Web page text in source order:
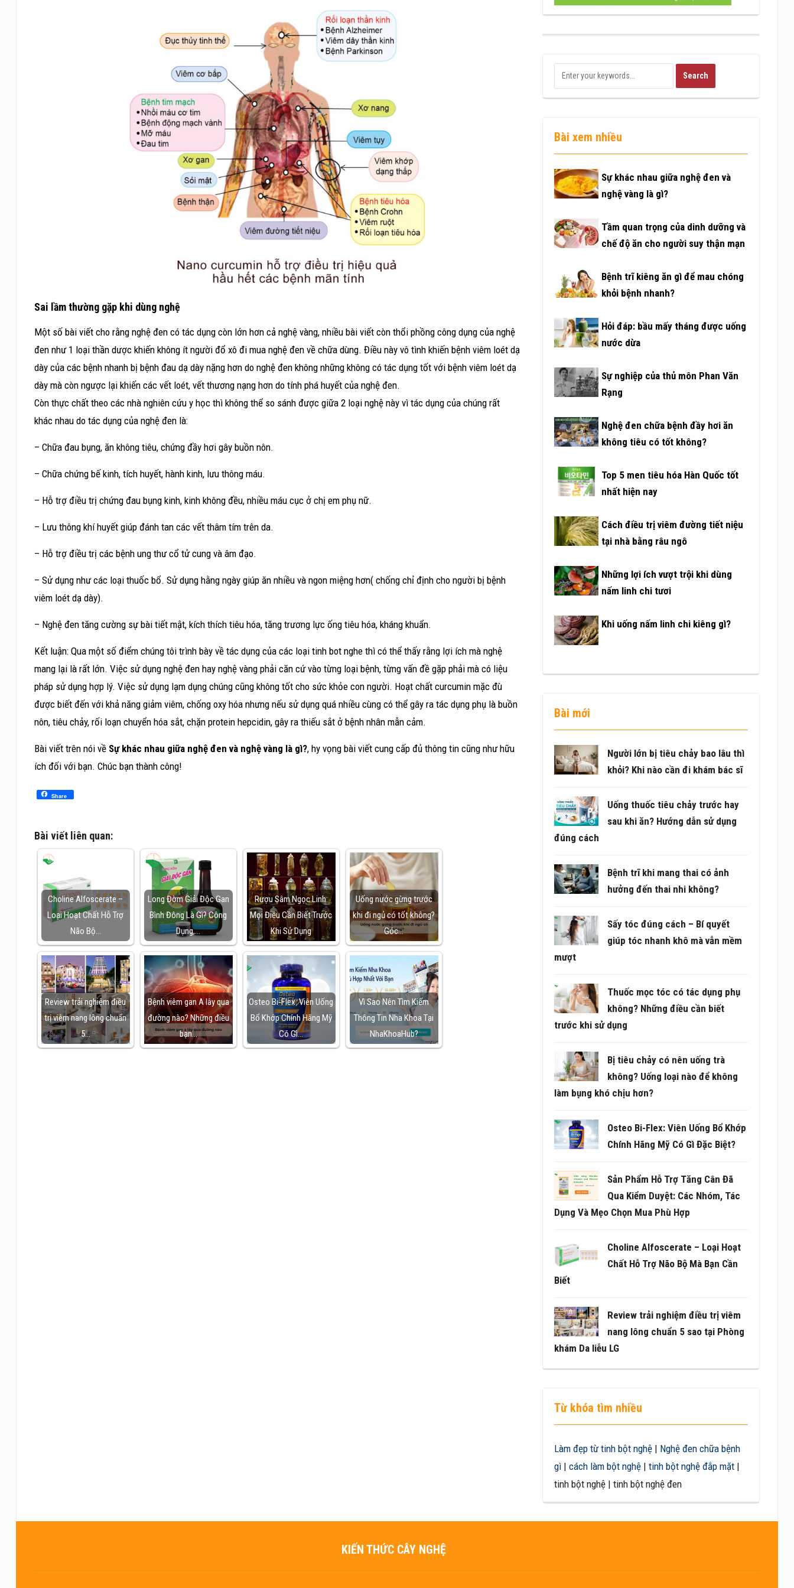
Sai lầm thường gặp khi dùng nghệ
Một số bài viết cho rằng nghệ đen có tác dụng còn lớn hơn cả nghệ vàng, nhiều bài viết còn thổi phồng công dụng của nghệ
đen như 1 loại thần dược khiến không ít người đổ xô đi mua nghệ đen về chữa dùng. Điều này vô tình khiến bệnh viêm loét dạ
dày của các bệnh nhanh bị bệnh đau dạ dày nặng hơn do nghệ đen không những không có tác dụng tốt với bệnh viêm loét dạ
dày mà còn ngược lại khiến các vết loét, vết thương nạng hơn do tính phá huyết của nghệ đen.
Còn thực chất theo các nhà nghiên cứu y học thì không thể so sánh được giữa 2 loại nghệ này vì tác dụng của chúng rất
khác nhau do tác dụng của nghệ đen là:
– Chữa đau bụng, ăn không tiêu, chứng đầy hơi gây buồn nôn.
– Chữa chứng bế kinh, tích huyết, hành kinh, lưu thông máu.
– Hỗ trợ điều trị chứng đau bụng kinh, kinh không đều, nhiều máu cục ở chị em phụ nữ.
– Lưu thông khí huyết giúp đánh tan các vết thâm tím trên da.
– Hỗ trợ điều trị các bệnh ung thư cổ tử cung và âm đạo.
– Sử dụng như các loại thuốc bổ. Sử dụng hằng ngày giúp ăn nhiều và ngon miệng hơn( chống chỉ định cho người bị bệnh
viêm loét dạ dày).
– Nghệ đen tăng cường sự bài tiết mật, kích thích tiêu hóa, tăng trương lực ống tiêu hóa, kháng khuẩn.
Kết luận: Qua một số điểm chúng tôi trình bày về tác dụng của các loại tinh bot nghe thì có thể thấy rằng lợi ích mà nghệ
mang lại là rất lớn. Việc sử dụng nghệ đen hay nghệ vàng phải căn cứ vào từng loại bệnh, từng vấn đề gặp phải mà có liệu
pháp sử dụng hợp lý. Việc sử dụng lạm dụng chúng cũng không tốt cho sức khỏe con người. Hoạt chất curcumin mặc đù
được biết đến với khả năng giảm viêm, chống oxy hóa nhưng nếu sử dụng quá nhiều cùng có thể gây ra tác dụng phụ là buồn
nôn, tiêu chảy, rối loạn chuyển hóa sắt, chặn protein hepcidin, gây ra thiếu sắt ở bệnh nhân mẫn cảm.
Bài viết trên nói về Sự khác nhau giữa nghệ đen và nghệ vàng là gì?, hy vọng bài viết cung cấp đủ thông tin cũng như hữu
ích đối với bạn. Chúc bạn thành công!
Share
Bài viết liên quan:
Choline Alfoscerate –
Loại Hoạt Chất Hỗ Trợ
Não Bộ…
Long Đờm Giải Độc Gan
Bình Đông Là Gì? Công
Dụng,…
Rượu Sâm Ngọc Linh:
Mọi Điều Cần Biết Trước
Khi Sử Dụng
Uống nước gừng trước
khi đi ngủ có tốt không?
Góc…
Review trải nghiệm điều
trị viêm nang lông chuẩn
5…
Bệnh viêm gan A lây qua
đường nào? Những điều
bạn…
Osteo Bi-Flex: Viên Uống
Bổ Khớp Chính Hãng Mỹ
Có Gì…
Vì Sao Nên Tìm Kiếm
Thông Tin Nha Khoa Tại
NhaKhoaHub?
Bài xem nhiều
Sự khác nhau giữa nghệ đen và
nghệ vàng là gì?
Tầm quan trọng của dinh dưỡng và
chế độ ăn cho người suy thận mạn
Bệnh trĩ kiêng ăn gì để mau chóng
khỏi bệnh nhanh?
Hỏi đáp: bầu mấy tháng được uống
nước dừa
Sự nghiệp của thủ môn Phan Văn
Rạng
Nghệ đen chữa bệnh đầy hơi ăn
không tiêu có tốt không?
Top 5 men tiêu hóa Hàn Quốc tốt
nhất hiện nay
Cách điều trị viêm đường tiết niệu
tại nhà bằng râu ngô
Những lợi ích vượt trội khi dùng
nấm linh chi tươi
Khi uống nấm linh chi kiêng gì?
Bài mới
Người lớn bị tiêu chảy bao lâu thì
khỏi? Khi nào cần đi khám bác sĩ
Uống thuốc tiêu chảy trước hay
sau khi ăn? Hướng dẫn sử dụng
đúng cách
Bệnh trĩ khi mang thai có ảnh
hưởng đến thai nhi không?
Sấy tóc đúng cách – Bí quyết
giúp tóc nhanh khô mà vẫn mềm
mượt
Thuốc mọc tóc có tác dụng phụ
không? Những điều cần biết
trước khi sử dụng
Bị tiêu chảy có nên uống trà
không? Uống loại nào để không
làm bụng khó chịu hơn?
Osteo Bi-Flex: Viên Uống Bổ Khớp
Chính Hãng Mỹ Có Gì Đặc Biệt?
Sản Phẩm Hỗ Trợ Tăng Cân Đã
Qua Kiểm Duyệt: Các Nhóm, Tác
Dụng Và Mẹo Chọn Mua Phù Hợp
Choline Alfoscerate – Loại Hoạt
Chất Hỗ Trợ Não Bộ Mà Bạn Cần
Biết
Review trải nghiệm điều trị viêm
nang lông chuẩn 5 sao tại Phòng
khám Da liễu LG
Từ khóa tìm nhiều
Làm đẹp từ tinh bột nghệ| Nghệ đen chữa bệnh
gì| cách làm bột nghệ| tinh bột nghệ đắp mặt|
tinh bột nghệ | tinh bột nghệ đen
KIẾN THỨC CÂY NGHỆ